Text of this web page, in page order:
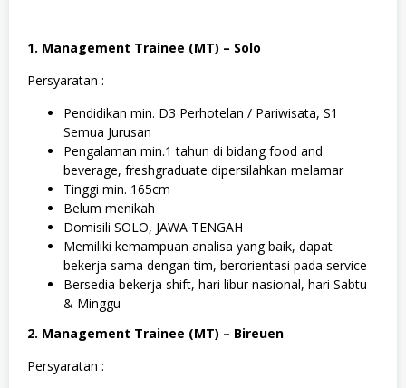
1. Management Trainee (MT) – Solo
Persyaratan :
Pendidikan min. D3 Perhotelan / Pariwisata, S1
Semua Jurusan
Pengalaman min.1 tahun di bidang food and
beverage, freshgraduate dipersilahkan melamar
Tinggi min. 165cm
Belum menikah
Domisili SOLO, JAWA TENGAH
Memiliki kemampuan analisa yang baik, dapat
bekerja sama dengan tim, berorientasi pada service
Bersedia bekerja shift, hari libur nasional, hari Sabtu
& Minggu
2. Management Trainee (MT) – Bireuen
Persyaratan :